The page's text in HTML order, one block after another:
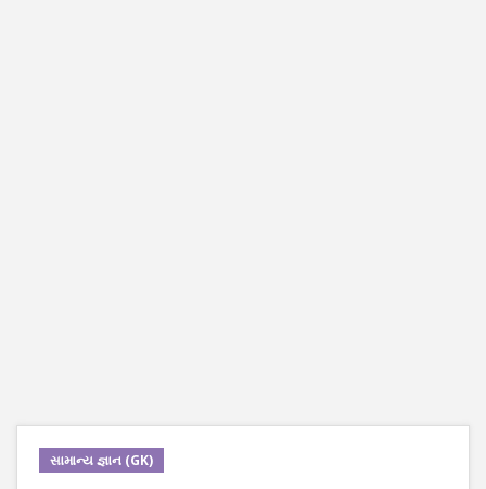
સામાન્ય જ્ઞાન (GK)